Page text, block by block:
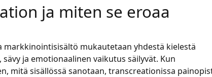
ja miten se eroaa
markkinointisisältö mukautetaan yhdestä kielestä
ja emotionaalinen vaikutus säilyvät. Kun
mitä sisällössä sanotaan, transcreationissa